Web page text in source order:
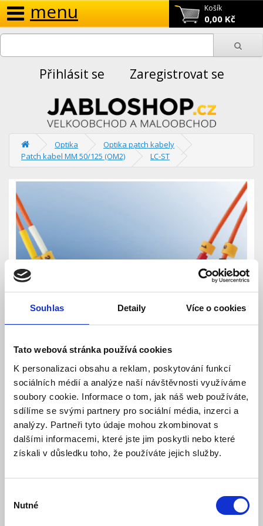
Souhlas Detaily Více o cookies
Tato webová stránka používá cookies
K personalizaci obsahu a reklam, poskytování funkcí
sociálních médií a analýze naší návštěvnosti využíváme
soubory cookie. Informace o tom, jak náš web používáte,
sdílíme se svými partnery pro sociální média, inzerci a
analýzy. Partneři tyto údaje mohou zkombinovat s
dalšími informacemi, které jste jim poskytli nebo které
získali v důsledku toho, že používáte jejich služby.
souhlasu
Nutné
Košík
0,00 Kč
menu
Přihlásit se Zaregistrovat se
Optika
Optika patch kabely
Patch kabel MM 50/125 (OM2)
LC-ST
LEXI-Net Patch kabel
50/125, LC-ST, 2m duplex
Model: PATCHOP-50/LC-ST-2M | Výrobce: